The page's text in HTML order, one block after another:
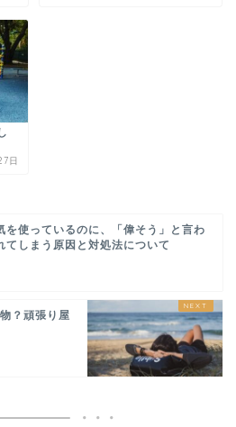
日
を使っているのに、「偉そう」と言わ
てしまう原因と対処法について
？頑張り屋